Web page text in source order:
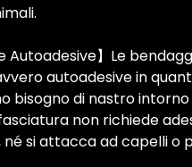
Autoadesive】Le
autoadesive in
bisogno di nastro intorno
non richiede
si attacca ad capelli o